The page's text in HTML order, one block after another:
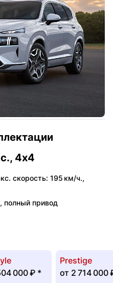
4x4
скорость: 195 км/ч.,
, полный привод
000 ₽ *
Prestige
от 2 714 000